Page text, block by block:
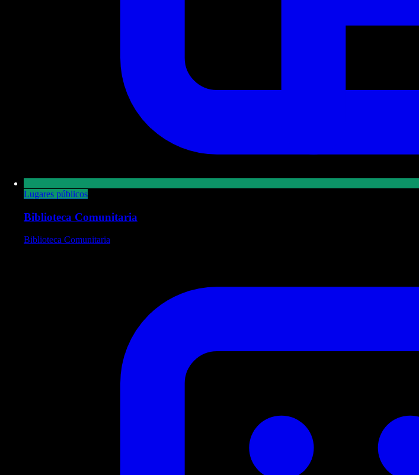
Lugares públicos
Biblioteca Comunitaria
Biblioteca Comunitaria